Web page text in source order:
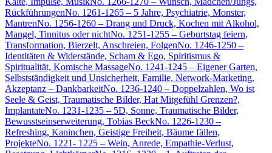
RückführungenNo. 1261-1265 – 5 Jahre, Psychiatrie, Monster,
MantrenNo. 1256-1260 – Drang und Druck, Kochen mit Alkohol,
Mangel, Tinnitus oder nichtNo. 1251-1255 – Geburtstag feiern,
Transformation, Bierzelt, Anschreien, FolgenNo. 1246-1250 –
Identitäten & Widerstände, Scham & Ego, Spiritismus &
Spiritualität, Komische MassageNo. 1241-1245 – Eigener Garten,
Selbstständigkeit und Unsicherheit, Familie, Network-Marketing,
Akzeptanz – DankbarkeitNo. 1236-1240 – Doppelzahlen, Wo ist
Seele & Geist, Traumatische Bilder, Hat Mitgefühl Grenzen?,
ImplantateNo. 1231-1235 – 5D, Sonne, Traumatische Bilder,
Bewusstseinserweiterung, Tobias BeckNo. 1226-1230 –
Refreshing, Kaninchen, Geistige Freiheit, Bäume fällen,
ProjekteNo. 1221- 1225 – Wein, Anrede, Empathie-Verlust,